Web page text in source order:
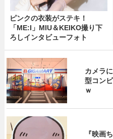
ピンクの衣装がステキ！
「ME:I」MIU＆KEIKO撮り下
ろしインタビューフォト
カメラ
型コン
ｗ
『映画